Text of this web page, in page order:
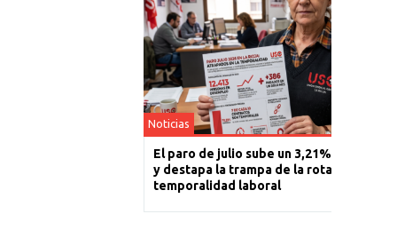
Noticias
El paro de julio sube un 3,21% en La
y destapa la trampa de la rotación y la
temporalidad laboral